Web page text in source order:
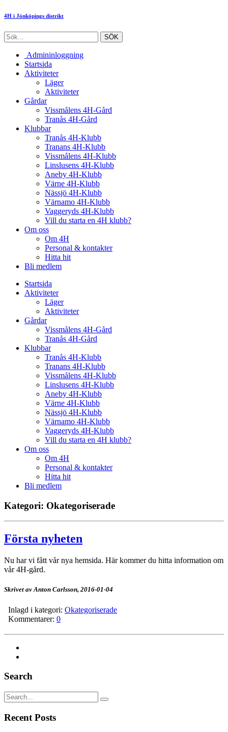
4H i Jönköpings distrikt
Admininloggning
Startsida
Aktiviteter
Läger
Aktiviteter
Gårdar
Vissmålens 4H-Gård
Tranås 4H-Gård
Klubbar
Tranås 4H-Klubb
Tranans 4H-Klubb
Vissmålens 4H-Klubb
Linslusens 4H-Klubb
Aneby 4H-Klubb
Värne 4H-Klubb
Nässjö 4H-Klubb
Värnamo 4H-Klubb
Vaggeryds 4H-Klubb
Vill du starta en 4H klubb?
Om oss
Om 4H
Personal & kontakter
Hitta hit
Bli medlem
Startsida
Aktiviteter
Läger
Aktiviteter
Gårdar
Vissmålens 4H-Gård
Tranås 4H-Gård
Klubbar
Tranås 4H-Klubb
Tranans 4H-Klubb
Vissmålens 4H-Klubb
Linslusens 4H-Klubb
Aneby 4H-Klubb
Värne 4H-Klubb
Nässjö 4H-Klubb
Värnamo 4H-Klubb
Vaggeryds 4H-Klubb
Vill du starta en 4H klubb?
Om oss
Om 4H
Personal & kontakter
Hitta hit
Bli medlem
Kategori: Okategoriserade
Första nyheten
Nu har vi fått vår nya hemsida. Här kommer du hitta information om
vår 4H-gård.
Skrivet av Anton Carlsson, 2016-01-04
Inlagd i kategori: Okategoriserade
Kommentarer: 0
Search
Recent Posts